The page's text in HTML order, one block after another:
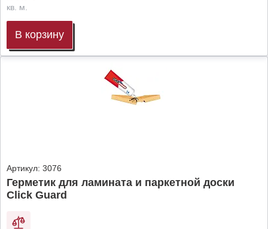
кв. м.
В корзину
Артикул: 3076
Герметик для ламината и паркетной доски
Click Guard